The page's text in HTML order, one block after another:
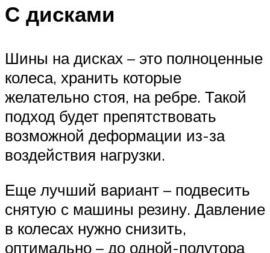
С дисками
Шины на дисках – это полноценные
колеса, хранить которые
желательно стоя, на ребре. Такой
подход будет препятствовать
возможной деформации из-за
воздействия нагрузки.
Еще лучший вариант – подвесить
снятую с машины резину. Давление
в колесах нужно снизить,
оптимально – до одной-полутора